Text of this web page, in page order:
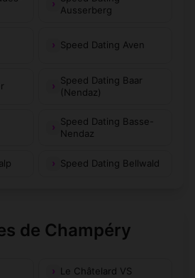
Ausserberg
Speed Dating Aven
Speed Dating Baar
(Nendaz)
Speed Dating Basse-
Nendaz
Speed Dating Bellwald
de Champéry
Le Châtelard VS